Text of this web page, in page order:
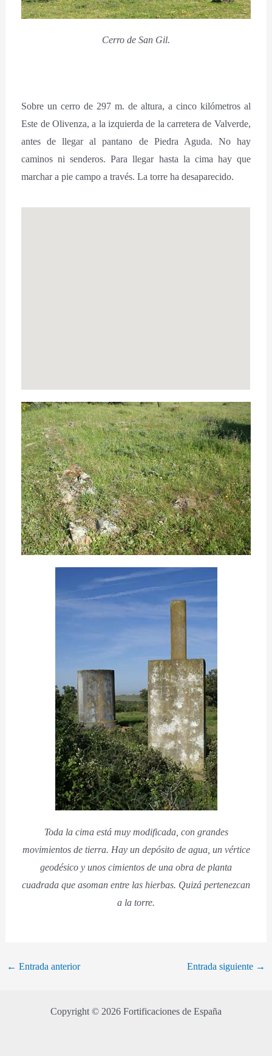
Cerro de San Gil.
Sobre un cerro de 297 m. de altura, a cinco kilómetros al
Este de Olivenza, a la izquierda de la carretera de Valverde,
antes de llegar al pantano de Piedra Aguda. No hay
caminos ni senderos. Para llegar hasta la cima hay que
marchar a pie campo a través. La torre ha desaparecido.
Toda la cima está muy modificada, con grandes
movimientos de tierra. Hay un depósito de agua, un vértice
geodésico y unos cimientos de una obra de planta
cuadrada que asoman entre las hierbas. Quizá pertenezcan
a la torre.
← Entrada anterior Entrada siguiente →
Copyright © 2026 Fortificaciones de España